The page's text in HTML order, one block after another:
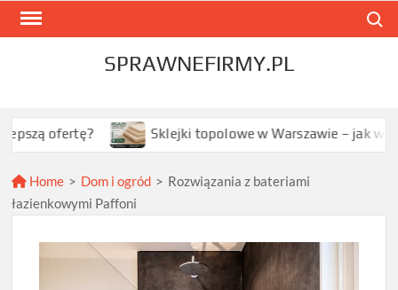
Skip
SPRAWNEFIRMY.PL
Sklejki topolowe w Warszawie – jak wybrać
Home > Dom i ogród > Rozwiązania z bateriami
łazienkowymi Paffoni